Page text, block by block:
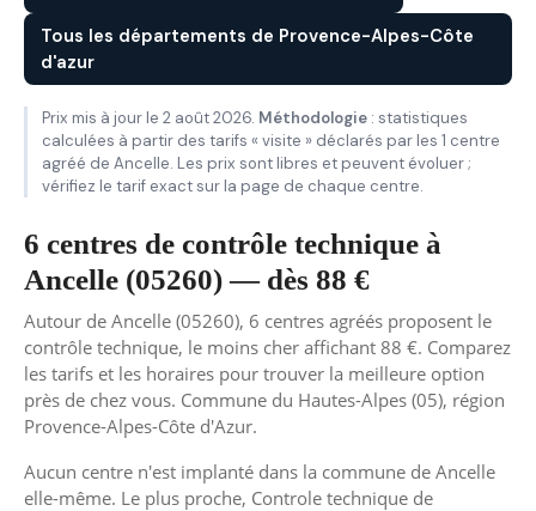
Tous les départements de Provence-Alpes-Côte
d'azur
Prix mis à jour le 2 août 2026. Méthodologie : statistiques
calculées à partir des tarifs « visite » déclarés par les 1 centre
agréé de Ancelle. Les prix sont libres et peuvent évoluer ;
vérifiez le tarif exact sur la page de chaque centre.
6 centres de contrôle technique à
Ancelle (05260) — dès 88 €
Autour de Ancelle (05260), 6 centres agréés proposent le
contrôle technique, le moins cher affichant 88 €. Comparez
les tarifs et les horaires pour trouver la meilleure option
près de chez vous. Commune du Hautes-Alpes (05), région
Provence-Alpes-Côte d'Azur.
Aucun centre n'est implanté dans la commune de Ancelle
elle-même. Le plus proche, Controle technique de